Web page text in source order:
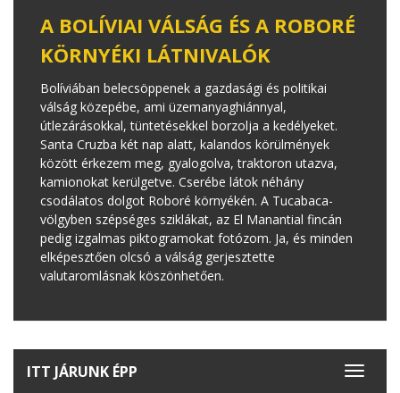
A BOLÍVIAI VÁLSÁG ÉS A ROBORÉ
KÖRNYÉKI LÁTNIVALÓK
Bolíviában belecsöppenek a gazdasági és politikai
válság közepébe, ami üzemanyaghiánnyal,
útlezárásokkal, tüntetésekkel borzolja a kedélyeket.
Santa Cruzba két nap alatt, kalandos körülmények
között érkezem meg, gyalogolva, traktoron utazva,
kamionokat kerülgetve. Cserébe látok néhány
csodálatos dolgot Roboré környékén. A Tucabaca-
völgyben szépséges sziklákat, az El Manantial fincán
pedig izgalmas piktogramokat fotózom. Ja, és minden
elképesztően olcsó a válság gerjesztette
valutaromlásnak köszönhetően.
Toggle
ITT JÁRUNK ÉPP